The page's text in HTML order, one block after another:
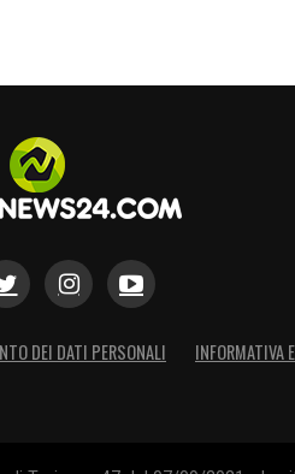
DEI DATI PERSONALI INFORMATIVA